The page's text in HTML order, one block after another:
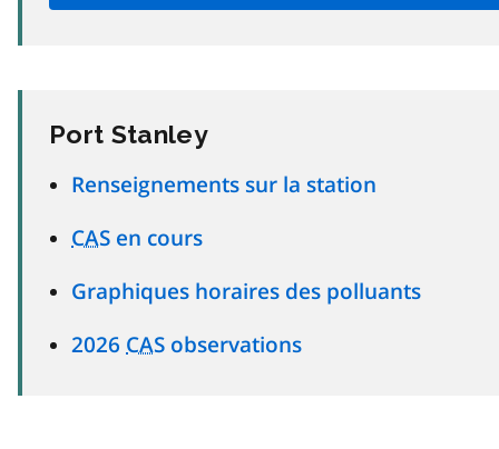
Port Stanley
Renseignements sur la station
CAS en cours
Graphiques horaires des polluants
2026 CAS observations